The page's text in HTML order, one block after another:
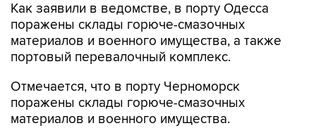
Как заявили в ведомстве, в порту Одесса
поражены склады горюче-смазочных
материалов и военного имущества, а также
портовый перевалочный комплекс.
Отмечается, что в порту Черноморск
поражены склады горюче-смазочных
материалов и военного имущества.